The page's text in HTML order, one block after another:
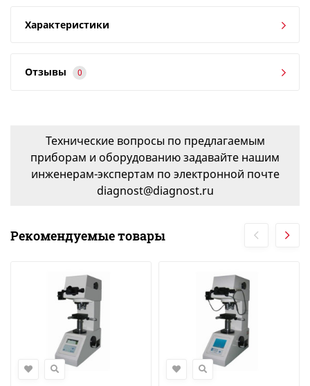
Характеристики
Отзывы 0
Технические вопросы по предлагаемым
приборам и оборудованию задавайте нашим
инженерам-экспертам по электронной почте
diagnost@diagnost.ru
Рекомендуемые товары